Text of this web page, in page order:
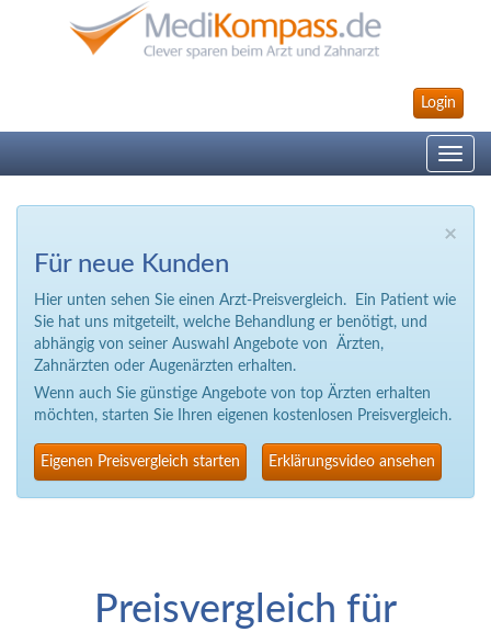
Login
Toggle
×
Für neue Kunden
Hier unten sehen Sie einen Arzt-Preisvergleich. Ein Patient wie
Sie hat uns mitgeteilt, welche Behandlung er benötigt, und
abhängig von seiner Auswahl Angebote von Ärzten,
Zahnärzten oder Augenärzten erhalten.
Wenn auch Sie günstige Angebote von top Ärzten erhalten
möchten, starten Sie Ihren eigenen kostenlosen Preisvergleich.
Eigenen Preisvergleich starten Erklärungsvideo ansehen
Preisvergleich für